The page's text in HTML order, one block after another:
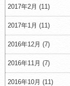
2017年2月 (11)
2017年1月 (11)
2016年12月 (7)
2016年11月 (7)
2016年10月 (11)